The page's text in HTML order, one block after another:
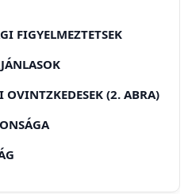
FIGYELMEZTETSEK
OVINTZKEDESEK (2. ABRA)